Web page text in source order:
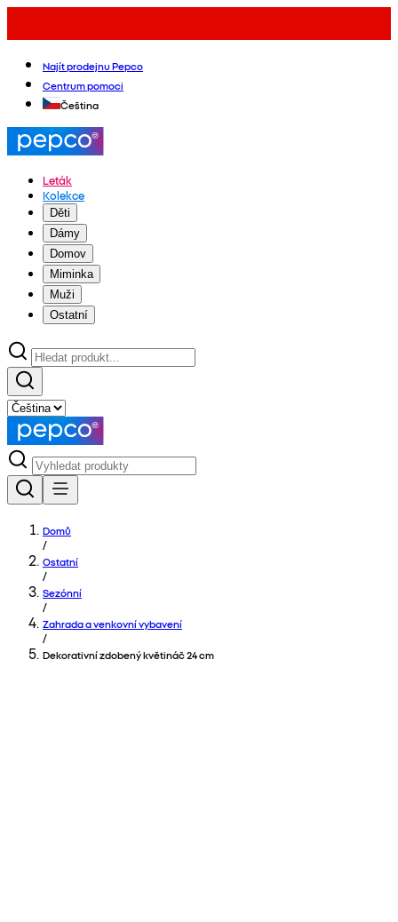
Najít prodejnu Pepco
Centrum pomoci
Čeština
Leták
Kolekce
Děti
Dámy
Domov
Miminka
Muži
Ostatní
Domů
/
Ostatní
/
Sezónní
/
Zahrada a venkovní vybavení
/
Dekorativní zdobený květináč 24 cm